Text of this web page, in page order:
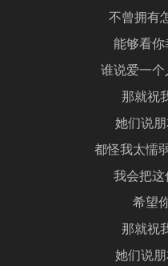
不曾拥有
能够看你
谁说爱一
那就祝
她们说
都怪我太懦
我会把这
希望
那就祝
她们说